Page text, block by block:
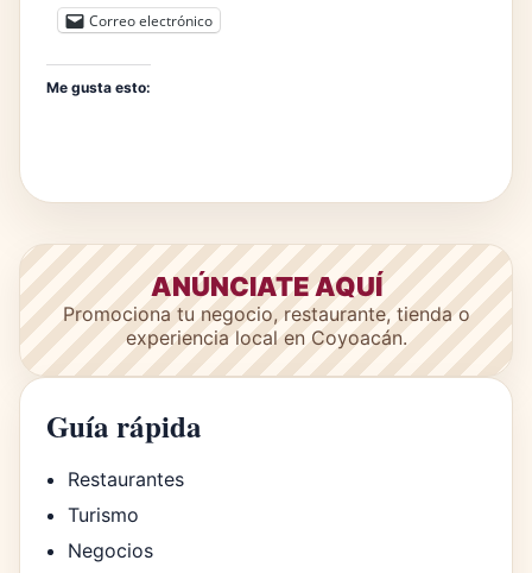
Correo electrónico
Me gusta esto:
ANÚNCIATE AQUÍ
Promociona tu negocio, restaurante, tienda o
experiencia local en Coyoacán.
Guía rápida
Restaurantes
Turismo
Negocios